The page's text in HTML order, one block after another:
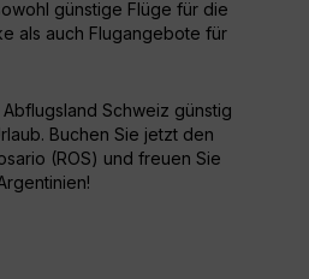
günstige Flüge für die
als auch Flugangebote für
Schweiz günstig
Buchen Sie jetzt den
(ROS) und freuen Sie